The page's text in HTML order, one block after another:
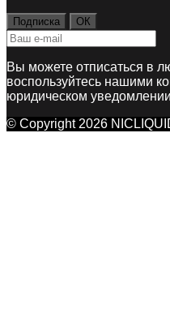
Вы можете отписаться в
воспользуйтесь нашими
юридическом
© Copyright 2026